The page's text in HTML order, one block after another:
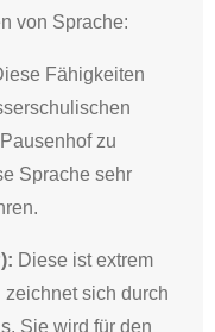
von Sprache:
Fähigkeiten
zu
Sprache sehr
.
Diese ist extrem
sich durch
. Sie wird für den